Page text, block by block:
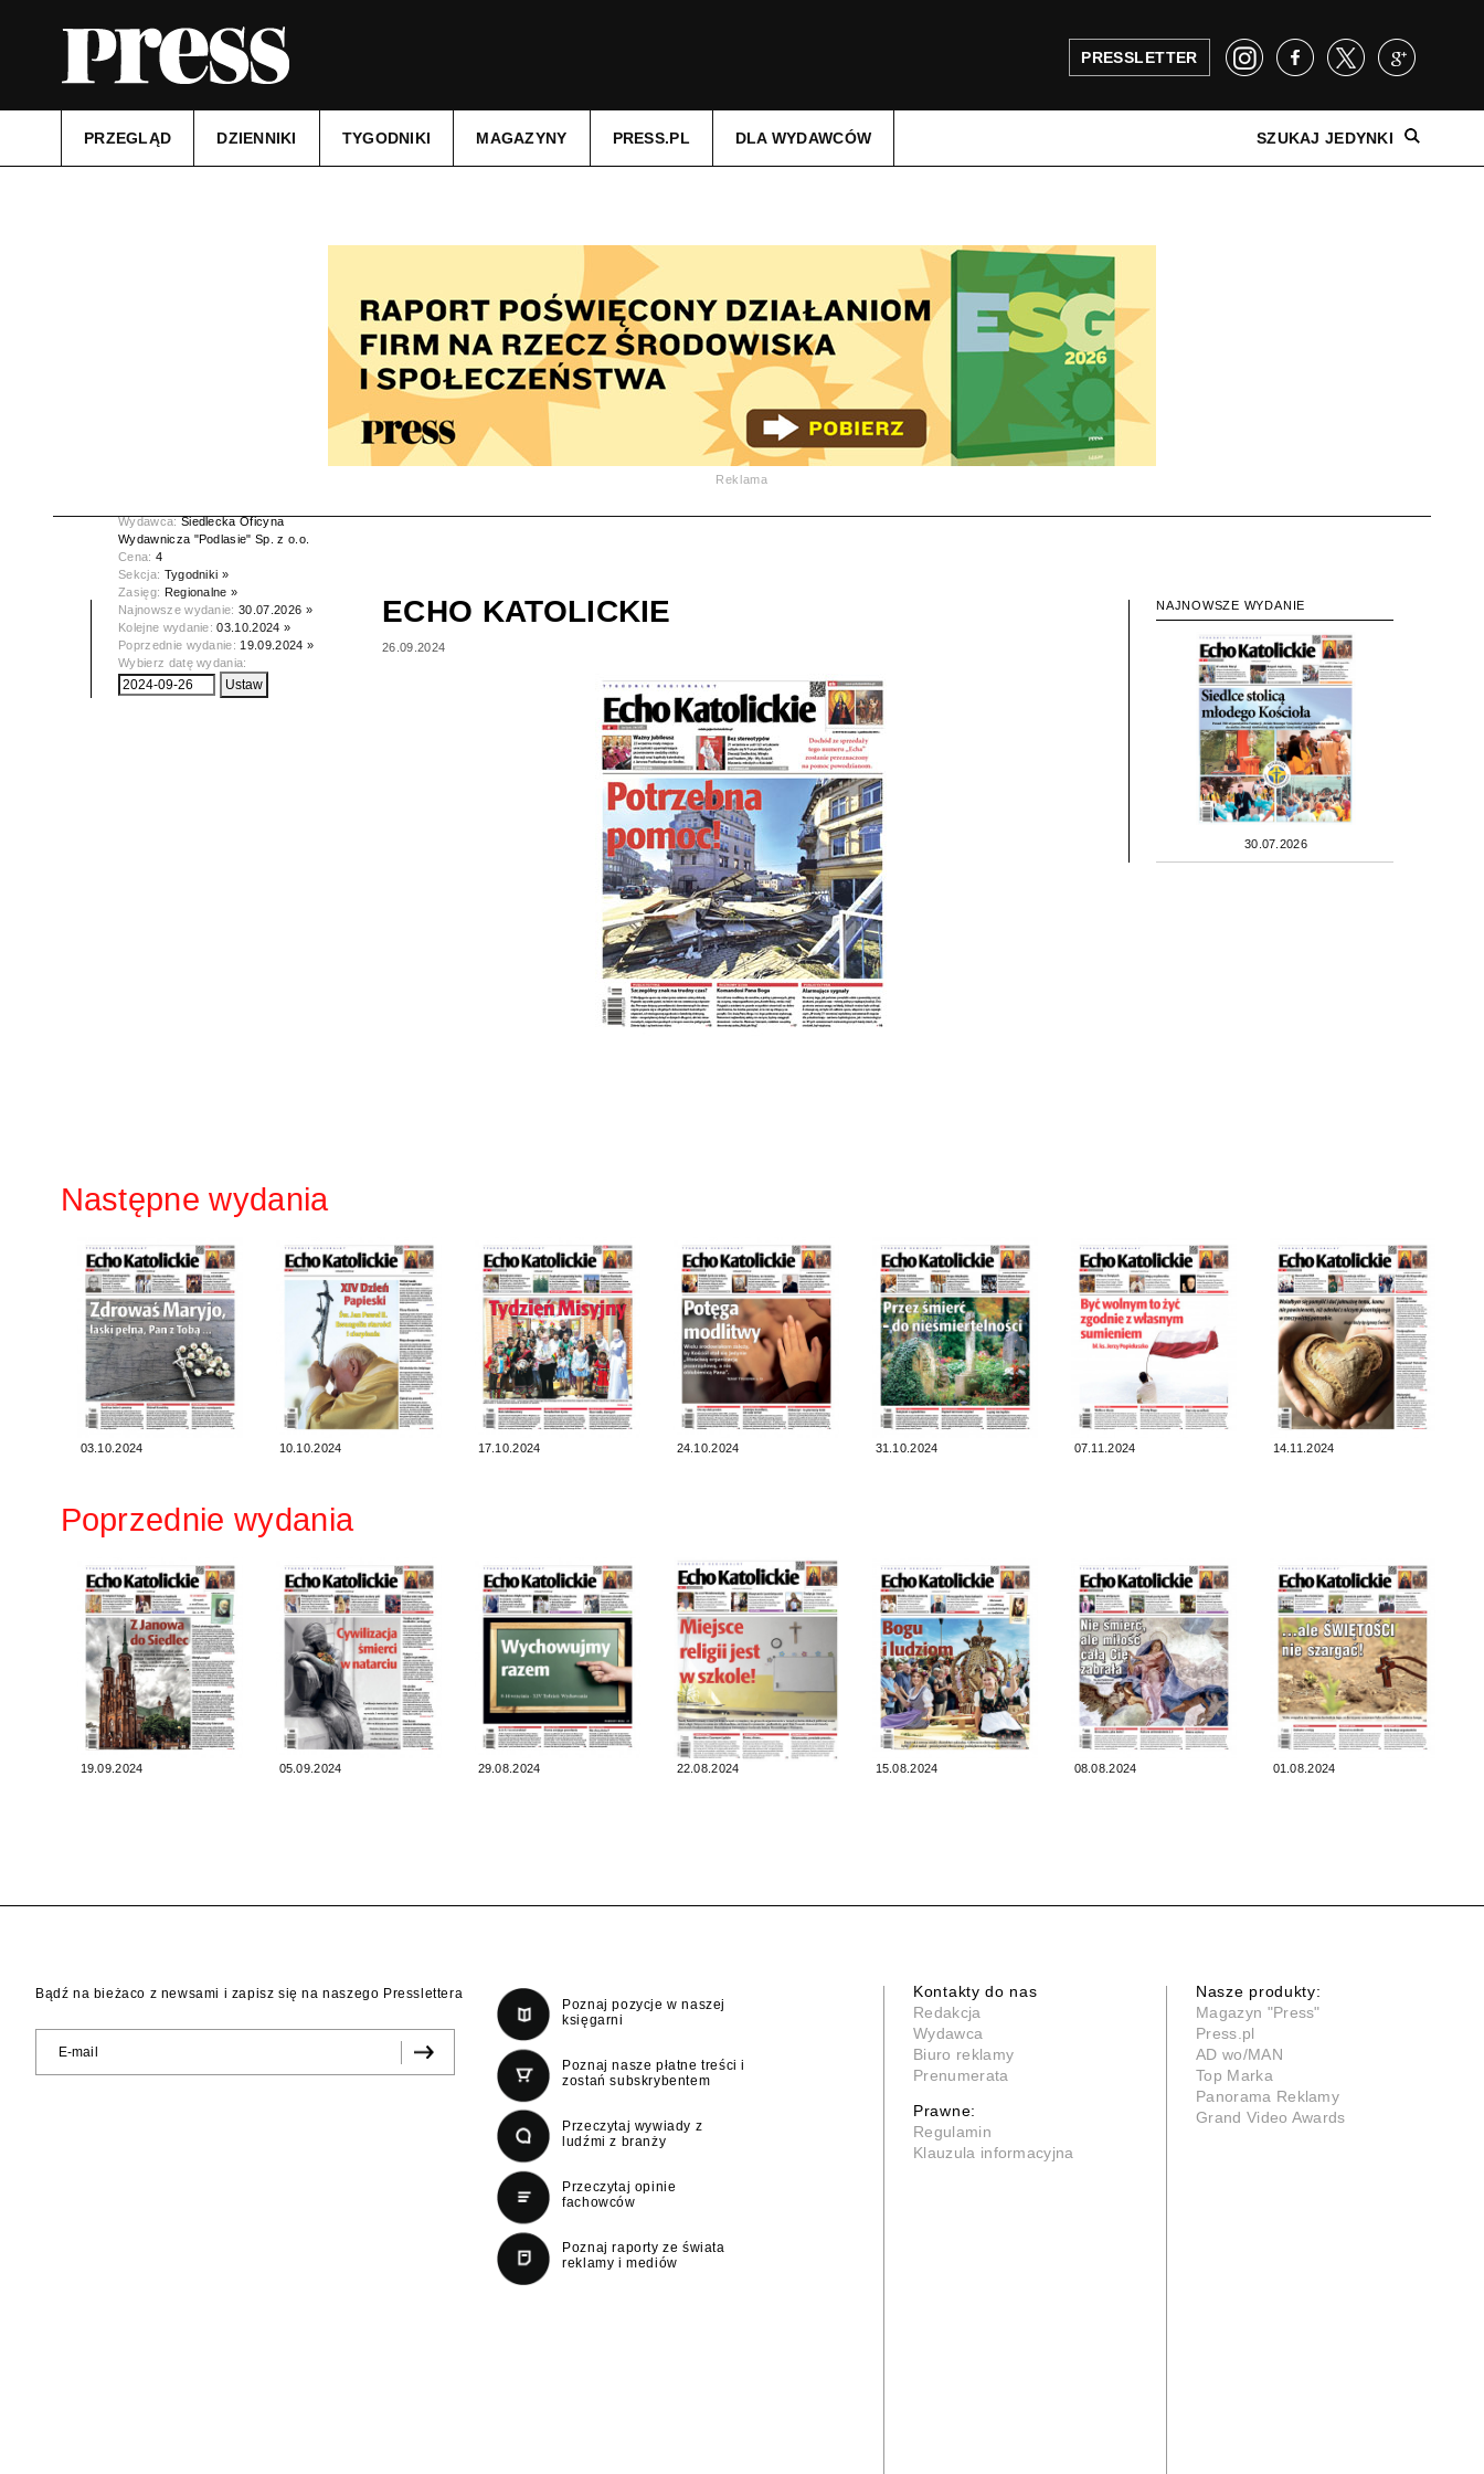
PRESSLETTER
PRZEGLĄD DZIENNIKI TYGODNIKI MAGAZYNY PRESS.PL DLA WYDAWCÓW SZUKAJ JEDYNKI
Reklama
Wydawca:Siedlecka Oficyna
Wydawnicza "Podlasie" Sp. z o.o.
Cena: 4
Sekcja: Tygodniki »
Zasięg: Regionalne »
Najnowsze wydanie:30.07.2026 »
Kolejne wydanie:03.10.2024 »
Poprzednie wydanie: 19.09.2024 »
Wybierz datę wydania:
ECHO KATOLICKIE
26.09.2024
NAJNOWSZE WYDANIE
30.07.2026
Następne wydania
03.10.2024 10.10.2024 17.10.2024 24.10.2024 31.10.2024 07.11.2024 14.11.2024
Poprzednie wydania
19.09.2024 05.09.2024 29.08.2024 22.08.2024 15.08.2024 08.08.2024 01.08.2024
Bądź na bieżaco z newsami i zapisz się na naszego Presslettera
Poznaj pozycje w naszej
księgarni
Poznaj nasze płatne treści i
zostań subskrybentem
Przeczytaj wywiady z
ludźmi z branży
Przeczytaj opinie
fachowców
Poznaj raporty ze świata
reklamy i mediów
Kontakty do nas
Redakcja
Wydawca
Biuro reklamy
Prenumerata
Prawne:
Regulamin
Klauzula informacyjna
Nasze produkty:
Magazyn "Press"
Press.pl
AD wo/MAN
Top Marka
Panorama Reklamy
Grand Video Awards